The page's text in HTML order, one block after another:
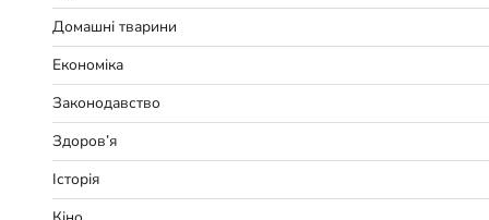
Домашні тварини
Економіка
Законодавство
Здоров’я
Історія